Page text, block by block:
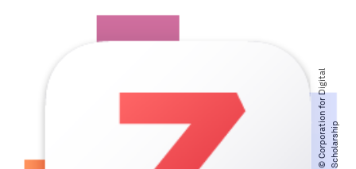
©
C
o
r
p
o
r
a
ti
o
n
f
o
r
D
i
g
i
t
a
l
S
c
h
o
l
a
r
s
h
ip